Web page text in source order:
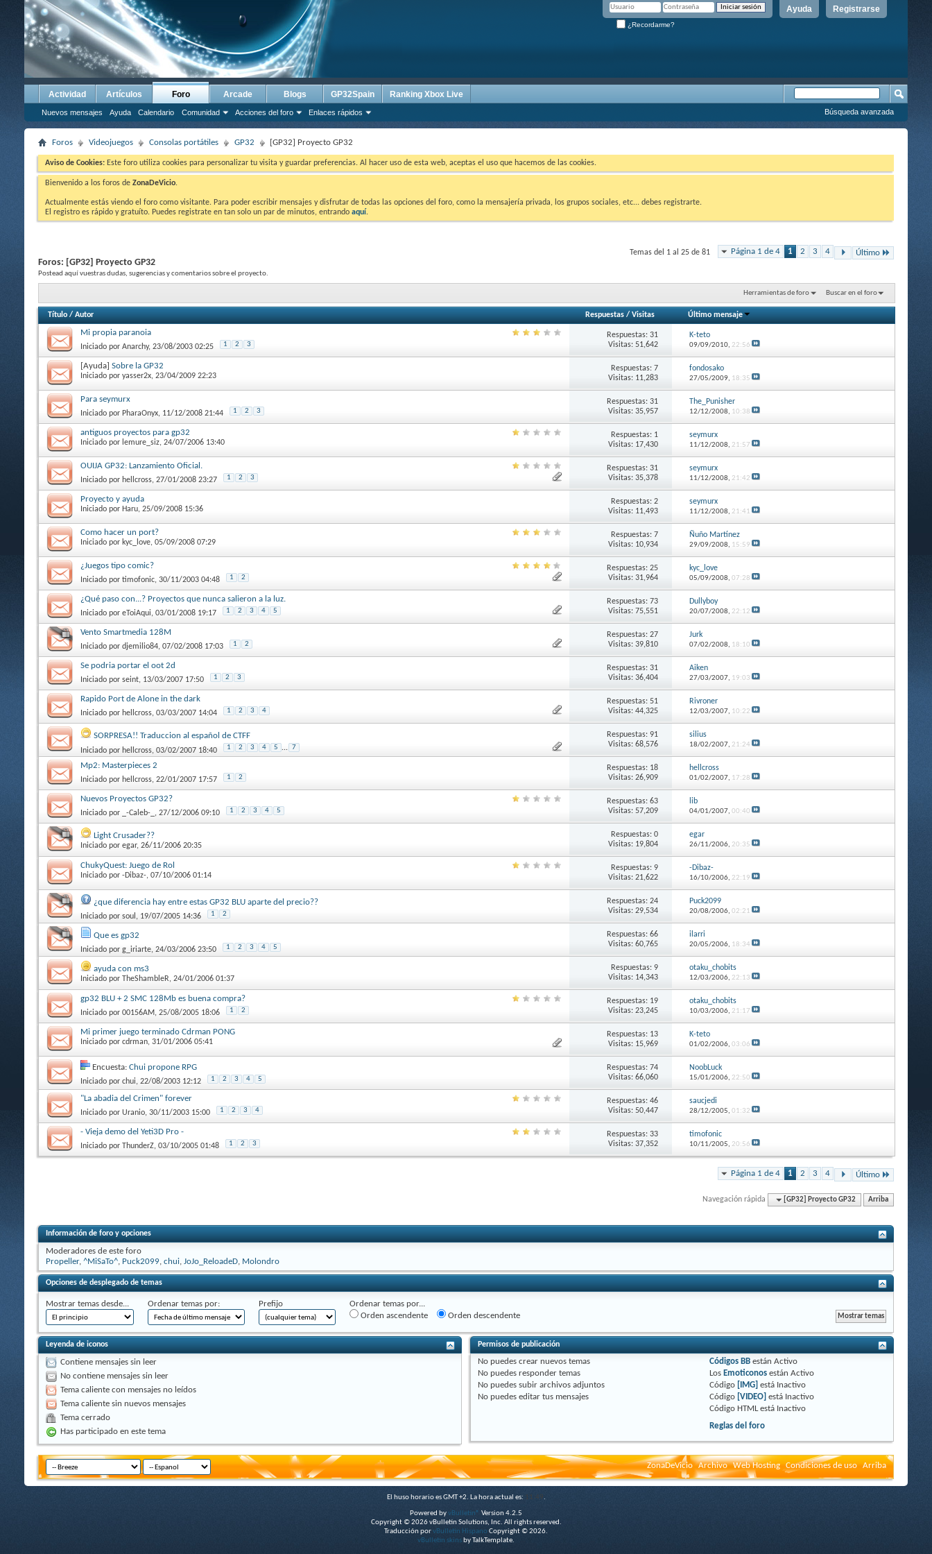
Registrarse
Ayuda
¿Recordarme?
Actividad Artículos Foro
Nuevos mensajes Ayuda Calendario Comunidad Acciones del foro Enlaces rápidos
Arcade Blogs GP32Spain Ranking Xbox Live
Búsqueda avanzada
Foros Videojuegos Consolas portátiles GP32 [GP32] Proyecto GP32
Aviso de Cookies: Este foro utiliza cookies para personalizar tu visita y guardar preferencias. Al hacer uso de esta web, aceptas el uso que hacemos de las cookies.
Bienvenido a los foros de ZonaDeVicio.
Actualmente estás viendo el foro como visitante. Para poder escribir mensajes y disfrutar de todas las opciones del foro, como la mensajería privada, los grupos sociales, etc... debes registrarte.
El registro es rápido y gratuíto. Puedes registrate en tan solo un par de minutos, entrando aquí.
Página 1 de 4 1 2 3 4 Último
Temas del 1 al 25 de 81
Foros: [GP32] Proyecto GP32
Postead aquí vuestras dudas, sugerencias y comentarios sobre el proyecto.
Herramientas de foro Buscar en el foro
Título / Autor Respuestas /Visitas Último mensaje
Mi propia paranoia
Iniciado por Anarchy, 23/08/2003 02:25 1 2 3
Respuestas: 31
Visitas: 51,642
K-teto
09/09/2010, 22:56
[Ayuda] Sobre la GP32
Iniciado por yasser2x, 23/04/2009 22:23
Respuestas: 7
Visitas: 11,283
fondosako
27/05/2009, 18:35
Para seymurx
Iniciado por PharaOnyx, 11/12/2008 21:44 1 2 3
Respuestas: 31
Visitas: 35,957
The_Punisher
12/12/2008, 10:38
antiguos proyectos para gp32
Iniciado por lemure_siz, 24/07/2006 13:40
Respuestas: 1
Visitas: 17,430
seymurx
11/12/2008, 21:57
OUIJA GP32: Lanzamiento Oficial.
Iniciado por hellcross, 27/01/2008 23:27 1 2 3
Respuestas: 31
Visitas: 35,378
seymurx
11/12/2008, 21:42
Proyecto y ayuda
Iniciado por Haru, 25/09/2008 15:36
Respuestas: 2
Visitas: 11,493
seymurx
11/12/2008, 21:41
Como hacer un port?
Iniciado por kyc_love, 05/09/2008 07:29
Respuestas: 7
Visitas: 10,934
Ñuño Martínez
29/09/2008, 15:59
¿Juegos tipo comic?
Iniciado por timofonic, 30/11/2003 04:48 1 2
Respuestas: 25
Visitas: 31,964
kyc_love
05/09/2008, 07:28
¿Qué paso con...? Proyectos que nunca salieron a la luz.
Iniciado por eToiAqui, 03/01/2008 19:17 1 2 3 4 5
Respuestas: 73
Visitas: 75,551
Dullyboy
20/07/2008, 22:12
Vento Smartmedia 128M
Iniciado por djemilio84, 07/02/2008 17:03 1 2
Respuestas: 27
Visitas: 39,810
Jurk
07/02/2008, 18:10
Se podria portar el oot 2d
Iniciado por seint, 13/03/2007 17:50 1 2 3
Respuestas: 31
Visitas: 36,404
Aiken
27/03/2007, 19:03
Rapido Port de Alone in the dark
Iniciado por hellcross, 03/03/2007 14:04 1 2 3 4
Respuestas: 51
Visitas: 44,325
Rivroner
12/03/2007, 10:22
SORPRESA!! Traduccion al español de CTFF
Iniciado por hellcross, 03/02/2007 18:40 1 2 3 4 5 ... 7
Respuestas: 91
Visitas: 68,576
silius
18/02/2007, 21:24
Mp2: Masterpieces 2
Iniciado por hellcross, 22/01/2007 17:57 1 2
Respuestas: 18
Visitas: 26,909
hellcross
01/02/2007, 17:28
Nuevos Proyectos GP32?
Iniciado por _-Caleb-_ , 27/12/2006 09:10 1 2 3 4 5
Respuestas: 63
Visitas: 57,209
lib
04/01/2007, 00:40
Light Crusader??
Iniciado por egar, 26/11/2006 20:35
Respuestas: 0
Visitas: 19,804
egar
26/11/2006, 20:35
ChukyQuest: Juego de Rol
Iniciado por -Dibaz-, 07/10/2006 01:14
Respuestas: 9
Visitas: 21,622
-Dibaz-
16/10/2006, 22:19
¿que diferencia hay entre estas GP32 BLU aparte del precio??
Iniciado por soul , 19/07/2005 14:36 1 2
Respuestas: 24
Visitas: 29,534
Puck2099
20/08/2006, 02:21
Que es gp32
Iniciado por g_iriarte, 24/03/2006 23:50 1 2 3 4 5
Respuestas: 66
Visitas: 60,765
ilarri
20/05/2006, 18:34
ayuda con ms3
Iniciado por TheShambleR, 24/01/2006 01:37
Respuestas: 9
Visitas: 14,343
otaku_chobits
12/03/2006, 22:13
gp32 BLU + 2 SMC 128Mb es buena compra?
Iniciado por 00156AM, 25/08/2005 18:06 1 2
Respuestas: 19
Visitas: 23,245
otaku_chobits
10/03/2006, 21:17
Mi primer juego terminado Cdrman PONG
Iniciado por cdrman, 31/01/2006 05:41
Respuestas: 13
Visitas: 15,969
K-teto
01/02/2006, 03:06
Encuesta: Chui propone RPG
Iniciado por chui, 22/08/2003 12:12 1 2 3 4 5
Respuestas: 74
Visitas: 66,060
NoobLuck
15/01/2006, 22:50
"La abadia del Crimen" forever
Iniciado por Uranio, 30/11/2003 15:00 1 2 3 4
Respuestas: 46
Visitas: 50,447
saucjedi
28/12/2005, 01:32
- Vieja demo del Yeti3D Pro -
Iniciado por ThunderZ, 03/10/2005 01:48 1 2 3
Respuestas: 33
Visitas: 37,352
timofonic
10/11/2005, 20:56
Página 1 de 4 1 2 3 4 Último
Navegación rápida [GP32] Proyecto GP32 Arriba
Información de foro y opciones
Moderadores de este foro
Propeller, ^MiSaTo^, Puck2099, chui, JoJo_ReloadeD, Molondro
Opciones de desplegado de temas
Mostrar temas desde... Ordenar temas por: Prefijo
Ordenar temas por...
Orden ascendente
Orden descendente
Leyenda de iconos
Contiene mensajes sin leer
No contiene mensajes sin leer
Tema caliente con mensajes no leídos
Tema caliente sin nuevos mensajes
Tema cerrado
Has participado en este tema
Permisos de publicación
No puedes crear nuevos temas
No puedes responder temas
No puedes subir archivos adjuntos
No puedes editar tus mensajes
Códigos BB estánActivo
Los Emoticonos estánActivo
Código [IMG] está Inactivo
Código [VIDEO] está Inactivo
Código HTML está Inactivo
Reglas del foro
ZonaDeVicio Archivo Web Hosting Condiciones de uso Arriba
El huso horario es GMT +2. La hora actual es: 11:49.
Powered byvBulletin® Version 4.2.5
Copyright © 2026 vBulletin Solutions, Inc. All rights reserved.
Traducción porvBulletin Hispano Copyright © 2026.
vBulletin skins by TalkTemplate.